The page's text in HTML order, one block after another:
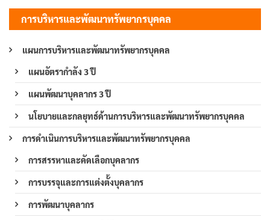
การบริหารและพัฒนาทรัพยากรบุคคล
แผนการบริหารและพัฒนาทรัพยากรบุคคล
แผนอัตรากำลัง 3 ปี
แผนพัฒนาบุคลากร 3 ปี
นโยบายและกลยุทธ์ด้านการบริหารและพัฒนาทรัพยากรบุคคล
การดำเนินการบริหารและพัฒนาทรัพยากรบุคคล
การสรรหาและคัดเลือกบุคลากร
การบรรจุและการแต่งตั้งบุคลากร
การพัฒนาบุคลากร